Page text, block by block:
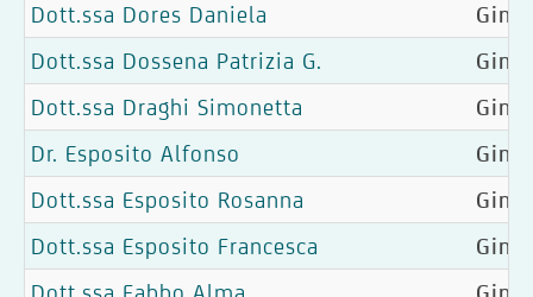
Dott.ssa Dores Daniela
Dott.ssa Dossena Patrizia G.
Dott.ssa Draghi Simonetta
Dr. Esposito Alfonso
Dott.ssa Esposito Rosanna
Dott.ssa Esposito Francesca